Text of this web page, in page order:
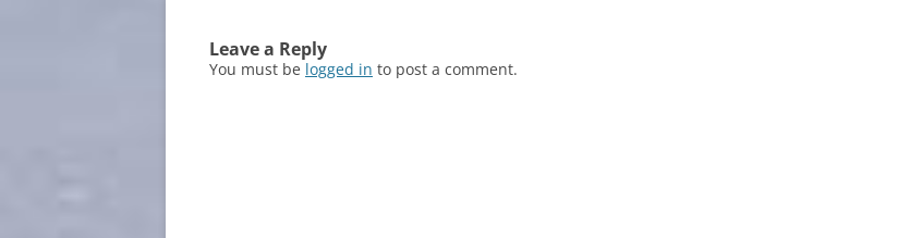
Leave a Reply
You must be logged in to post a comment.